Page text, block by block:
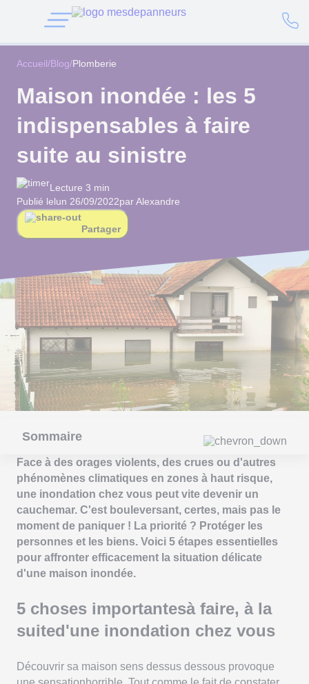
Accueil/Blog/Plomberie
Maison inondée : les 5
indispensables à faire
suite au sinistre
Lecture 3 min
Publié lelun 26/09/2022par Alexandre
Partager
Sommaire
Face à des orages violents, des crues ou d'autres
phénomènes climatiques en zones à haut risque,
une inondation chez vous peut vite devenir un
cauchemar. C'est bouleversant, certes, mais pas le
moment de paniquer ! La priorité ? Protéger les
personnes et les biens. Voici 5 étapes essentielles
pour affronter efficacement la situation délicate
d'une maison inondée.
5 choses importantesà faire, à la
suited'une inondation chez vous
Découvrir sa maison sens dessus dessous provoque